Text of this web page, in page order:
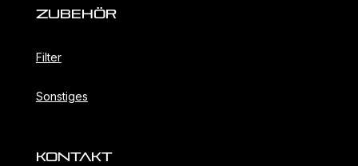
ZubehöR
Filter
Sonstiges
KONTAKT